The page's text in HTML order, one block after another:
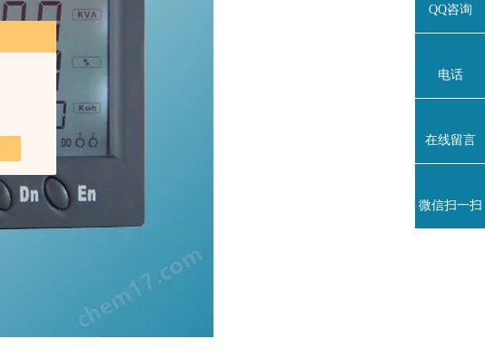
QQ咨询
电话
在线留言
微信扫一扫